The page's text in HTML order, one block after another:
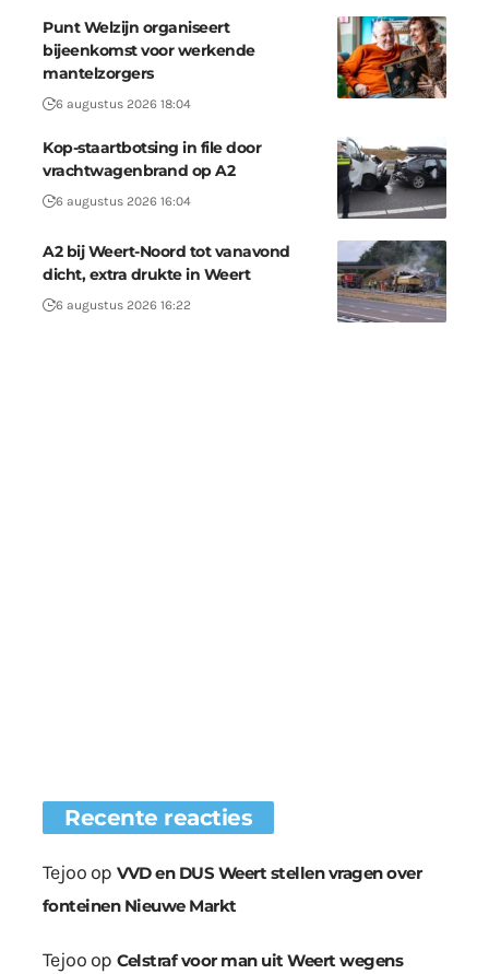
Punt Welzijn organiseert
bijeenkomst voor werkende
mantelzorgers
6 augustus 2026 18:04
Kop-staartbotsing in file door
vrachtwagenbrand op A2
6 augustus 2026 16:04
A2 bij Weert-Noord tot vanavond
dicht, extra drukte in Weert
6 augustus 2026 16:22
Recente reacties
Tejoo op VVD en DUS Weert stellen vragen over
fonteinen Nieuwe Markt
Tejoo op Celstraf voor man uit Weert wegens